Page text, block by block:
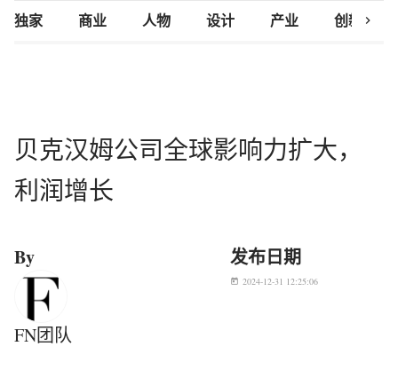
独家 商业 人物 设计 产业 创新研究
chevron_right
贝克汉姆公司全球影响力扩大，
利润增长
By
FN团队
发布日期
today 2024-12-31 12:25:06